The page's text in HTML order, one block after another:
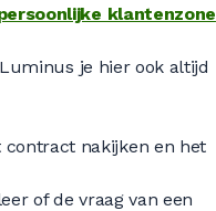
klantenzone
je hier ook altijd
contract nakijken en het
of de vraag van een